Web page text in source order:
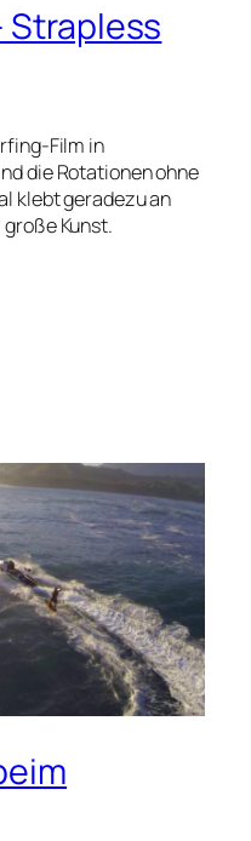
Strapless
Film in
die Rotationen ohne
klebt geradezu an
Kunst.